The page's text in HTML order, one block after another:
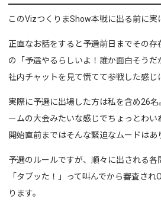
このVizつくりまShow本戦に出る前に実
正直なお話をすると予選前日までその
の「予選やるらしいよ！誰か面白そうだ
社内チャットを見て慌てて参戦した感じ
実際に予選に出場した方は私を含め26
ームの大会みたいな感じでちょっとわい
開始直前まではそんな緊迫なムードはあ
予選のルールですが、順々に出される各
「タブッた！」って叫んでから審査され
ります。